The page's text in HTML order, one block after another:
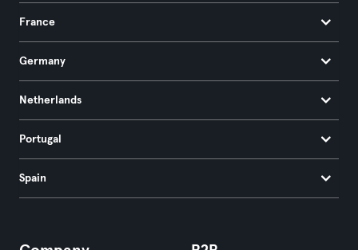
France
Germany
Netherlands
Portugal
Spain